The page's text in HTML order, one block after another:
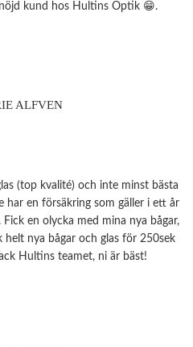
kund hos Hultins Optik 😁.
ALFVEN
(top kvalité) och inte minst bästa
har en försäkring som gäller i ett år
en olycka med mina nya bågar,
helt nya bågar och glas för 250sek
Hultins teamet, ni är bäst!